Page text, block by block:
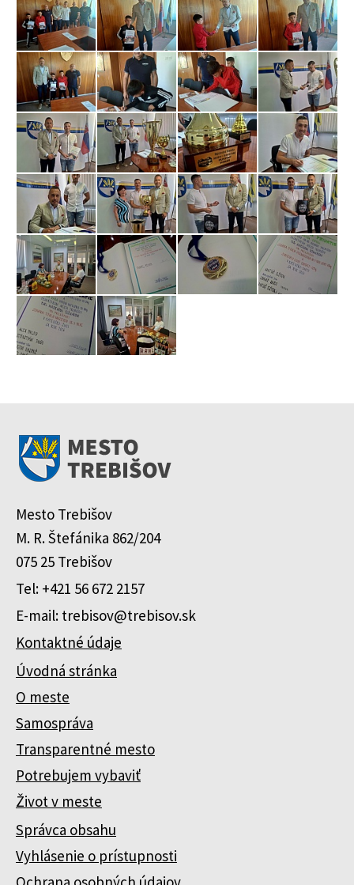
Mesto Trebišov
M. R. Štefánika 862/204
075 25 Trebišov
Tel: +421 56 672 2157
E-mail: trebisov@trebisov.sk
Kontaktné údaje
Úvodná stránka
O meste
Samospráva
Transparentné mesto
Potrebujem vybaviť
Život v meste
Správca obsahu
Vyhlásenie o prístupnosti